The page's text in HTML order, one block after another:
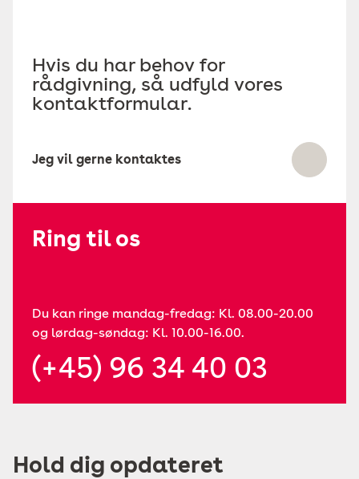
Hvis du har behov for
rådgivning, så udfyld vores
kontaktformular.
Jeg vil gerne kontaktes
Ring til os
Du kan ringe mandag-fredag: Kl. 08.00-20.00
og lørdag-søndag: Kl. 10.00-16.00.
(+45) 96 34 40 03
Hold dig opdateret